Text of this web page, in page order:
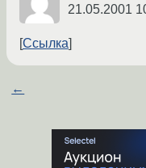
21.05.2001
Ссылка
←